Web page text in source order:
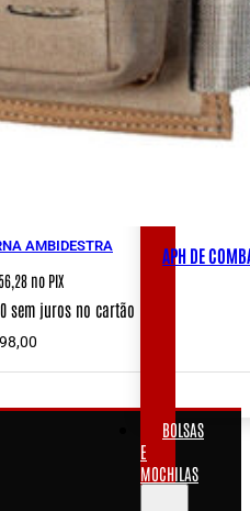
APH
COMBATE
APH DE
BOLSAS
E
MOCHILAS
AMBIDESTRA
no PIX
sem juros no cartão